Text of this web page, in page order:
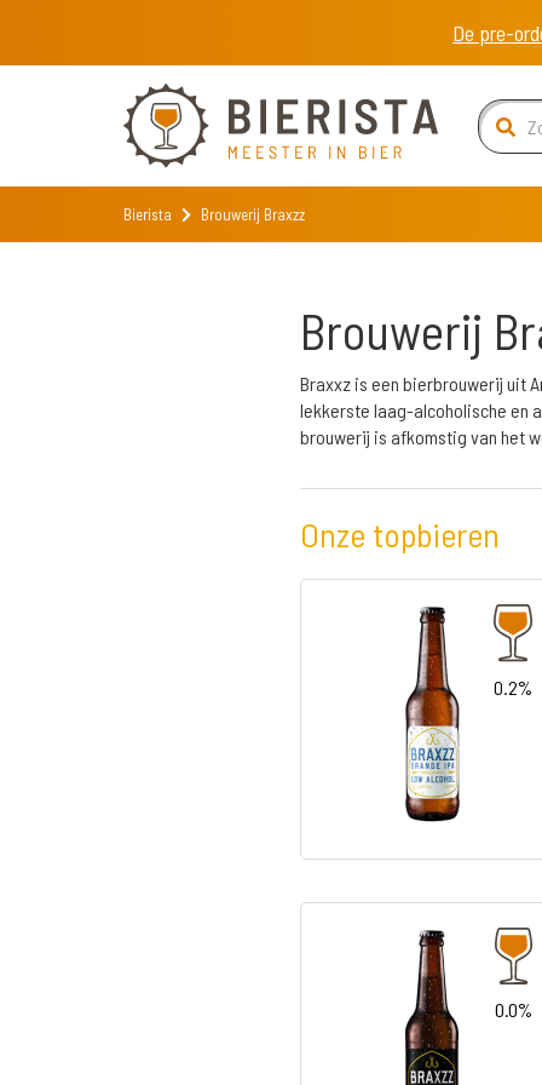
De pre-
Bierista Brouwerij Braxzz
Brouwerij
Braxxz is een bierbrouwerij uit
lekkerste laag-alcoholische en
brouwerij is afkomstig van het
Onze topbieren
0.2%
0.0%